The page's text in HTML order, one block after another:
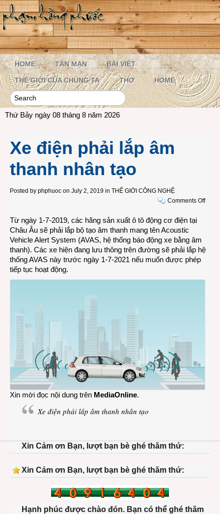
HOME TẢN MẠN BÀI VIẾT
THẾ GIỚI CỦA CHÚNG TA THƠ HOME
Thứ Bảy ngày 08 tháng 8 năm 2026
Xe điện phải lắp âm
thanh nhân tạo
Posted by phphuoc on July 2, 2019 in THẾ GIỚI CÔNG NGHỆ
Comments Offon
âm
Từ ngày 1-7-2019, các hãng sản xuất ô tô động cơ điện tại
Châu Âu sẽ phải lắp bộ tạo âm thanh mang tên Acoustic
Vehicle Alert System (AVAS, hệ thống báo động xe bằng âm
thanh). Các xe hiện đang lưu thông trên đường sẽ phải lắp hệ
thống AVAS này trước ngày 1-7-2021 nếu muốn được phép
tiếp tục hoạt động.
Xin mời đọc nội dung trên MediaOnline.
Xe điện phải lắp âm thanh nhân tạo
Xin Cảm ơn Bạn, lượt bạn bè ghé thăm thứ:
Xin Cảm ơn Bạn, lượt bạn bè ghé thăm thứ:
Hạnh phúc được chào đón. Bạn có thể ghé thăm